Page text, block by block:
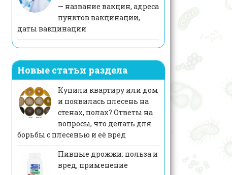
— название вакцин, адреса
пунктов вакцинации,
даты вакцинации
Новые статьи раздела
Купили квартиру или дом
и появилась плесень на
стенах, полах? Ответы на
вопросы, что делать для
борьбы с плесенью и её вред
Пивные дрожжи: польза и
вред, применение